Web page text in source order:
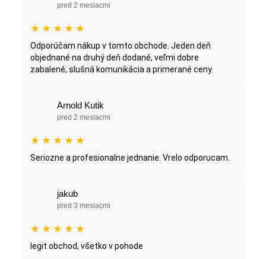
pred 2 mesiacmi
★ ★ ★ ★ ★
Odporúčam nákup v tomto obchode. Jeden deň
objednané na druhý deň dodané, veľmi dobre
zabalené, slušná komunikácia a primerané ceny.
Arnold Kutik
pred 2 mesiacmi
★ ★ ★ ★ ★
Seriozne a profesionalne jednanie. Vrelo odporucam.
jakub
pred 3 mesiacmi
★ ★ ★ ★ ★
legit obchod, všetko v pohode